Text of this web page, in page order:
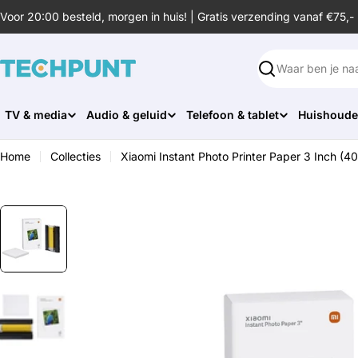
naar
inhoud
Voor 20:00 besteld, morgen in huis! | Gratis verzending vanaf €75,-
Zoeken
TV & media Audio & geluid Telefoon & tablet
Home Collecties Xiaomi Instant Photo Printer Paper 3 Inch